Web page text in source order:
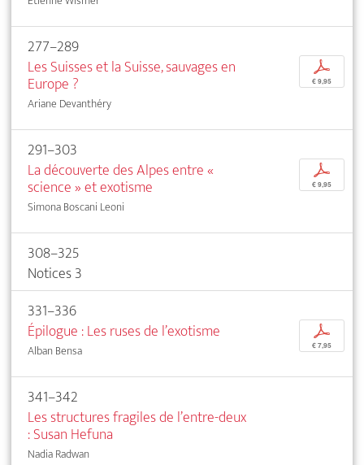
277–289
Les Suisses et la Suisse, sauvages en
Europe ?
Ariane Devanthéry
p
€ 9,95
291–303
La découverte des Alpes entre «
science » et exotisme
Simona Boscani Leoni
p
€ 9,95
308–325
Notices 3
331–336
Épilogue : Les ruses de l’exotisme
Alban Bensa
p
€ 7,95
341–342
Les structures fragiles de l’entre-deux
: Susan Hefuna
Nadia Radwan